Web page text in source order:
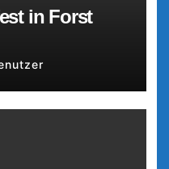
in Forst